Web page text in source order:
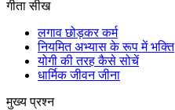
गीता सीख
लगाव छोड़कर कर्म
नियमित अभ्यास के रूप में भक्ति
योगी की तरह कैसे सोचें
धार्मिक जीवन जीना
मुख्य प्रश्न